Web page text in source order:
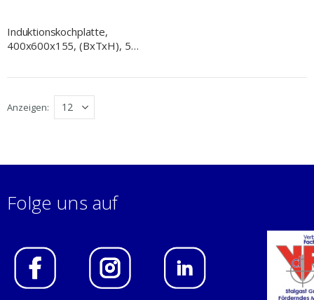
Induktionskochplatte,
400x600x155, (BxTxH), 5
Anzeigen
Folge uns auf